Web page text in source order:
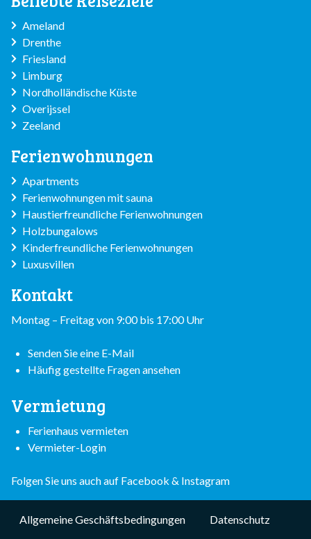
Ameland
Drenthe
Friesland
Limburg
Nordholländische Küste
Overijssel
Zeeland
Ferienwohnungen
Apartments
Ferienwohnungen mit sauna
Haustierfreundliche Ferienwohnungen
Holzbungalows
Kinderfreundliche Ferienwohnungen
Luxusvillen
Kontakt
Montag – Freitag von 9:00 bis 17:00 Uhr
Senden Sie eine E-Mail
Häufig gestellte Fragen ansehen
Vermietung
Ferienhaus vermieten
Vermieter-Login
Folgen Sie uns auch auf Facebook & Instagram
Subfooter
Allgemeine Geschäftsbedingungen Datenschutz